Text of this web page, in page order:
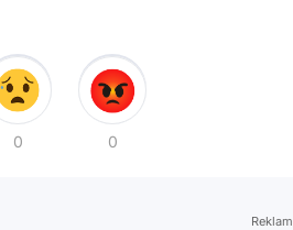
0 0
Reklam